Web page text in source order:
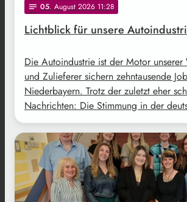
notes 05. August 2026 11:28
Lichtblick für unsere
Die Autoindustrie ist der Motor
und Zulieferer sichern zehntausende
Niederbayern. Trotz der zuletzt eher
Nachrichten: Die Stimmung in der